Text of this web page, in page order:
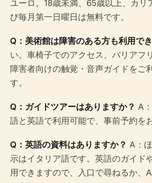
ユーロ。18歳未満、65歳以上、カリ
び毎月第一日曜日は無料です。
Q：美術館は障害のある方も利用で
い。車椅子でのアクセス、バリアフ
障害者向けの触覚・音声ガイドをご
す。
Q：ガイドツアーはありますか？ A
語と英語で利用可能で、事前予約を
Q：英語の資料はありますか？ A：
示はイタリア語です。英語のガイド
用できますので、入口で尋ねるか、